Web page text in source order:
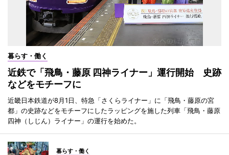
暮らす・働く
近鉄で「飛鳥・藤原 四神ライナー」運行開始 史跡
などをモチーフに
近畿日本鉄道が8月1日、特急「さくらライナー」に「飛鳥・藤原の宮
都」の史跡などをモチーフにしたラッピングを施した列車「飛鳥・藤原
四神（しじん）ライナー」の運行を始めた。
暮らす・働く